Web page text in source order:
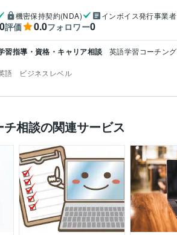
機密保持契約(NDA) インボイス発行事業者
0評価 0.0フォロワー0
習指導・資格・キャリア相談 英語学習コーチング
語 ビジネスレベル
相談の関連サービス